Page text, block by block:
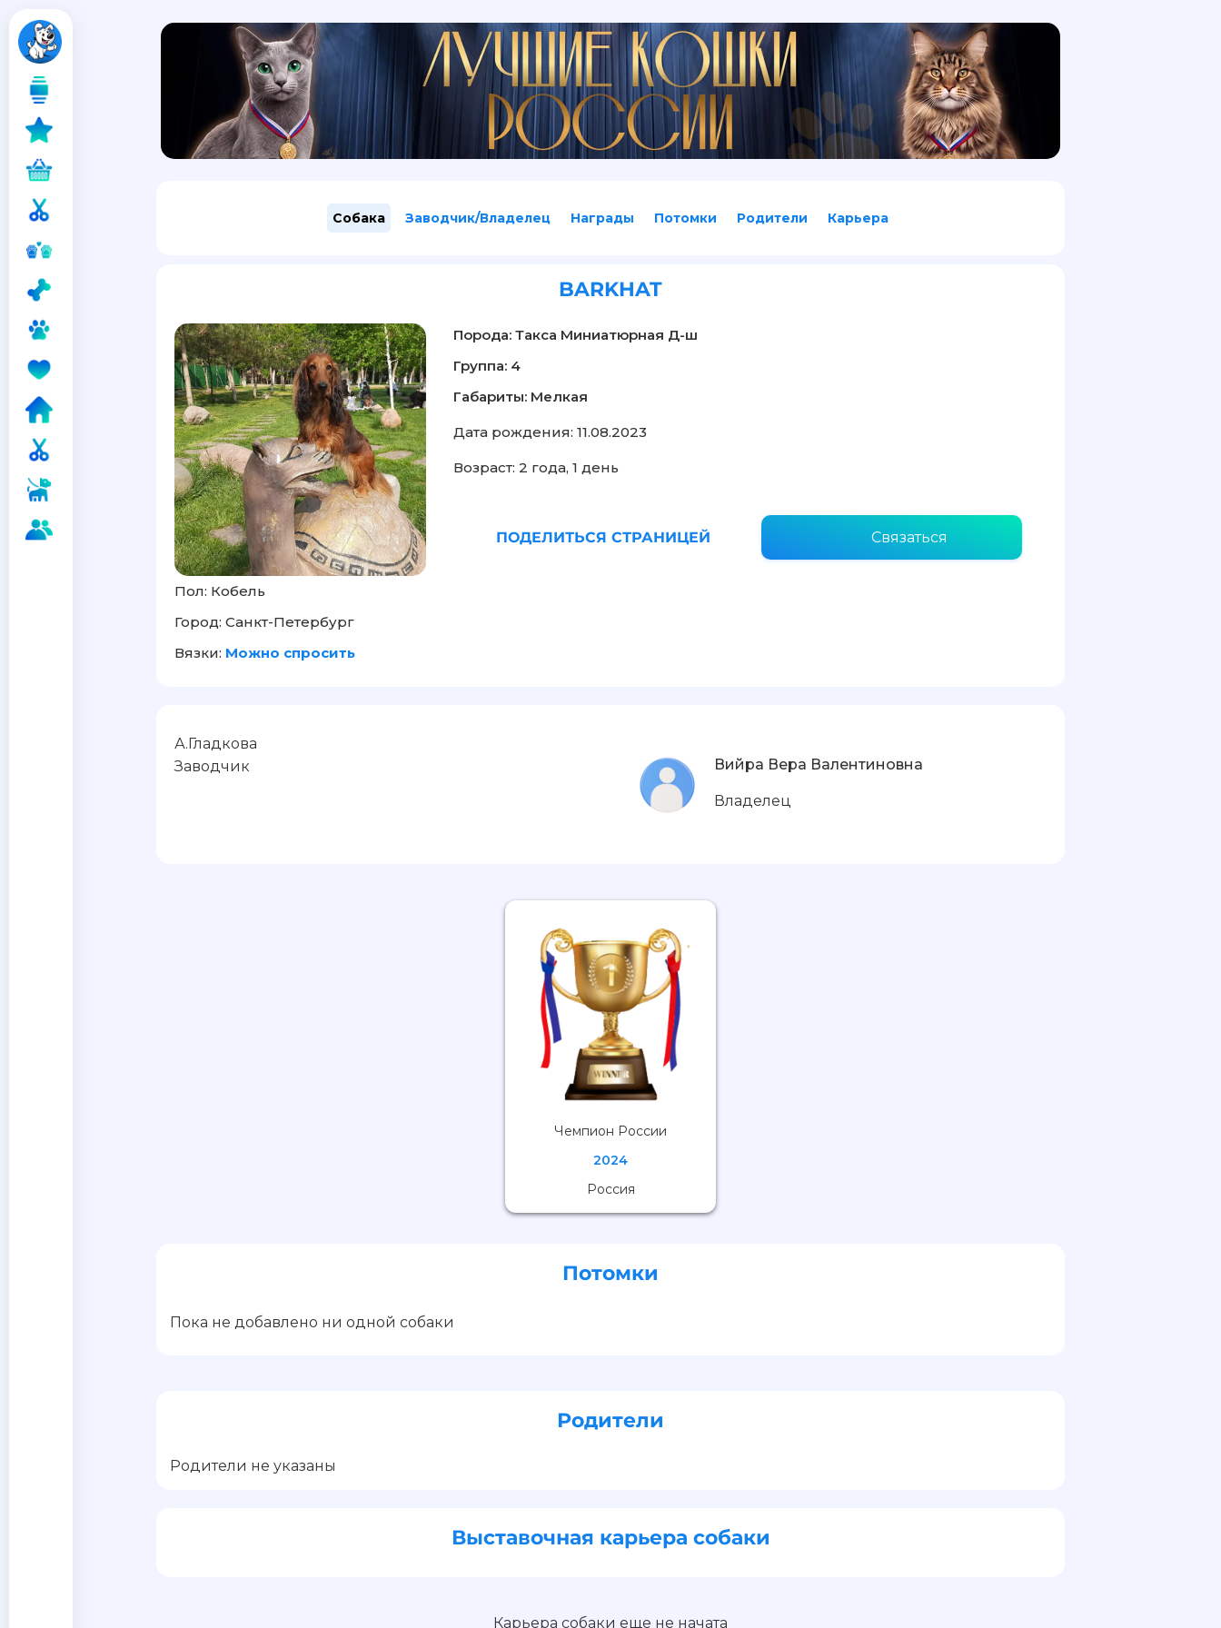
Собака Заводчик/Владелец Награды Потомки Родители Карьера
BARKHAT
Пол: Кобель
Город: Санкт-Петербург
Вязки: Можно спросить
Порода: Такса Миниатюрная Д-ш
Группа: 4
Габариты: Мелкая
Дата рождения: 11.08.2023
Возраст: 2 года, 1 день
ПОДЕЛИТЬСЯ СТРАНИЦЕЙ Связаться
А.Гладкова
Заводчик
Вийра Вера Валентиновна
Владелец
Чемпион России
2024
Россия
Потомки
Пока не добавлено ни одной собаки
Родители
Родители не указаны
Выставочная карьера собаки
Карьера собаки еще не начата